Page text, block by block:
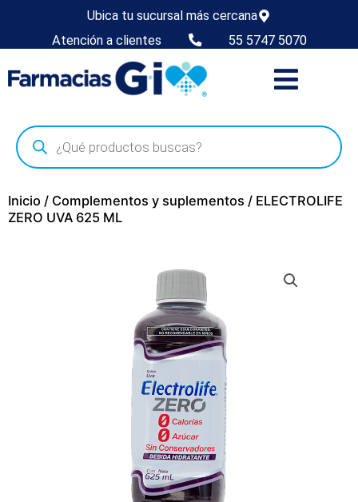
Ubica tu sucursal más cercana
Atención a clientes
55 5747 5070
Inicio / Complementos y suplementos / ELECTROLIFE
ZERO UVA 625 ML